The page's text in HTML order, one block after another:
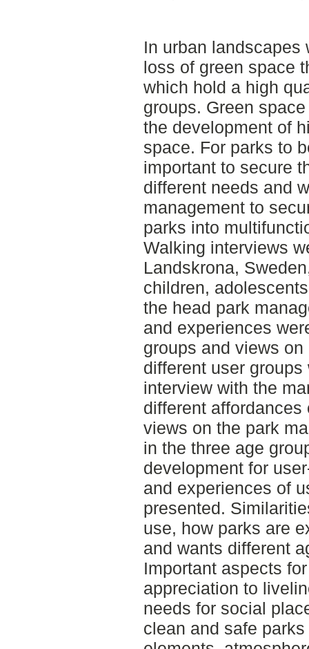
In urban landscapes
loss of green space
which hold a high
groups. Green
the development of
space. For parks to
important to secure
different needs and
management to
parks into
Walking interviews
Landskrona,
children,
the head park
and experiences
groups and views
different user
interview with the
different
views on the park
in the three age
development for
and experiences of
presented.
use, how parks are
and wants different
Important aspects
appreciation to
needs for social
clean and safe